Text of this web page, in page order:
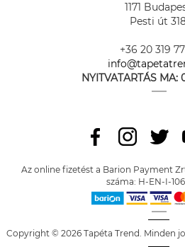
1171
Pesti út
+36 20 319
NYITVATARTÁS MA:
Az online fizetést a Barion Payment
száma: H-EN-I-
Copyright © 2026 Tapéta Trend. Minden